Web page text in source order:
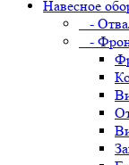
Навесное
-
-